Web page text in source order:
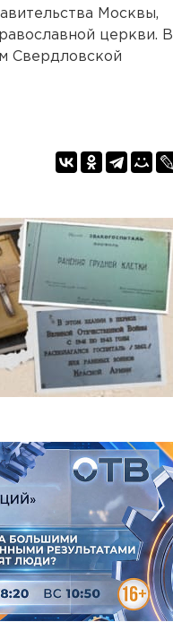
Москвы,
церкви. В
Свердловской